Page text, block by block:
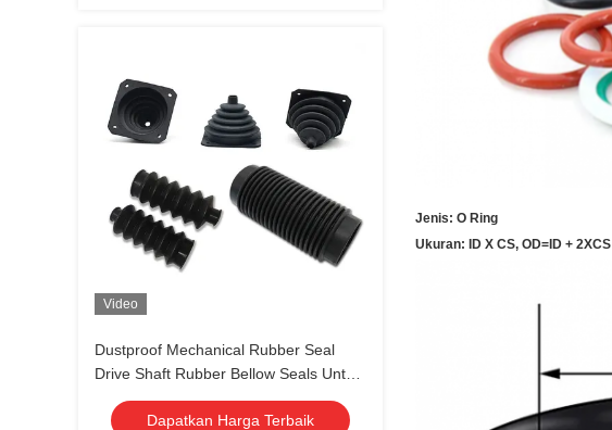
Video
Dustproof Mechanical Rubber Seal
Drive Shaft Rubber Bellow Seals Untuk
Custom
Dapatkan Harga Terbaik
Jenis: O Ring
Ukuran: ID X CS, OD=ID + 2XCS